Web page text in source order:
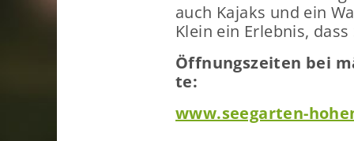
auch Ka­jaks und ein
Klein ein Er­leb­nis,
Öff­nungs­zei­ten bei
te:
www.seegarten-​